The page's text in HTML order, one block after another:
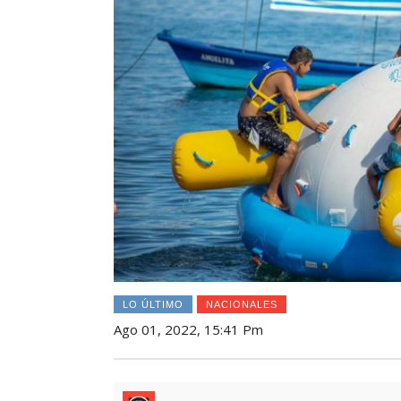
LO ÚLTIMO NACIONALES
Ago 01, 2022, 15:41 Pm